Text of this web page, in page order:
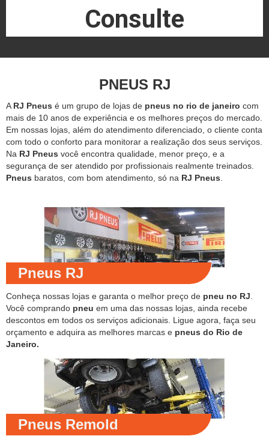
Consulte
PNEUS RJ
A RJ Pneus é um grupo de lojas de pneus no rio de janeiro com
mais de 10 anos de experiência e os melhores preços do mercado.
Em nossas lojas, além do atendimento diferenciado, o cliente conta
com todo o conforto para monitorar a realização dos seus serviços.
Na RJ Pneus você encontra qualidade, menor preço, e a
segurança de ser atendido por profissionais realmente treinados.
Pneus baratos, com bom atendimento, só na RJ Pneus
Pneus RJ
Conheça nossas lojas e garanta o melhor preço de pneu no RJ
Você comprando pneu em uma das nossas lojas, ainda recebe
descontos em todos os serviços adicionais. Ligue agora, faça seu
orçamento e adquira as melhores marcas e pneus do Rio de
Janeiro.
Pneus Remold